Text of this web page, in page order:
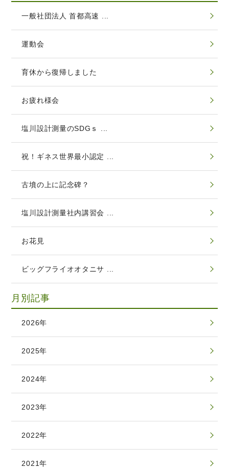
一般社団法人 首都高速 ...
運動会
育休から復帰しました
お疲れ様会
塩川設計測量のSDGｓ ...
祝！ギネス世界最小認定 ...
古墳の上に記念碑？
塩川設計測量社内講習会 ...
お花見
ビッグフライオオタニサ ...
月別記事
2026年
2025年
2024年
2023年
2022年
2021年